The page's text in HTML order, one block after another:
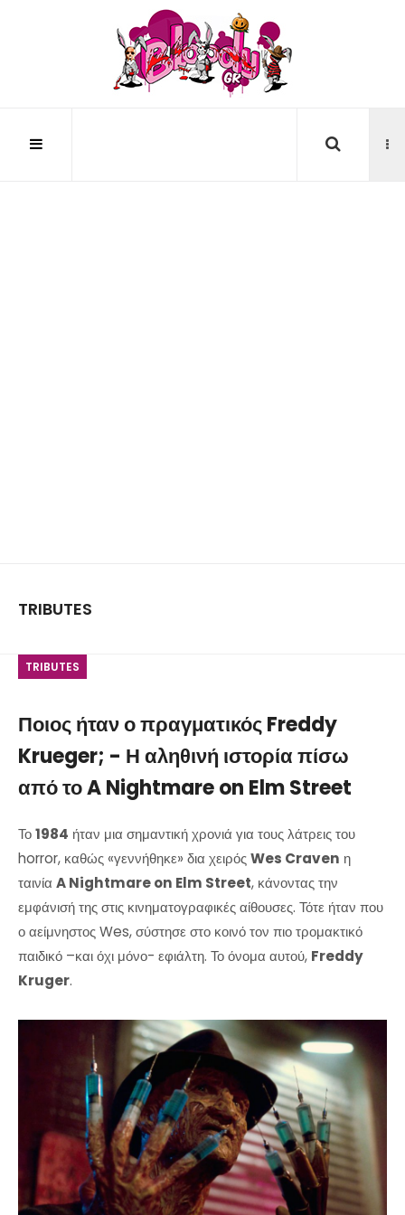
TRIBUTES
TRIBUTES
Ποιος ήταν ο πραγματικός Freddy
Krueger; - Η αληθινή ιστορία πίσω
από το A Nightmare on Elm Street
Το1984 ήταν μια σημαντική χρονιά για τους λάτρεις του
horror, καθώς «γεννήθηκε» δια χειρόςWes Craven η
ταινία A Nightmare on Elm Street, κάνοντας την
εμφάνισή της στις κινηματογραφικές αίθουσες. Τότε ήταν που
ο αείμνηστος Wes, σύστησε στο κοινό τον πιο τρομακτικό
παιδικό –και όχι μόνο- εφιάλτη. Το όνομα αυτού, Freddy
Kruger.